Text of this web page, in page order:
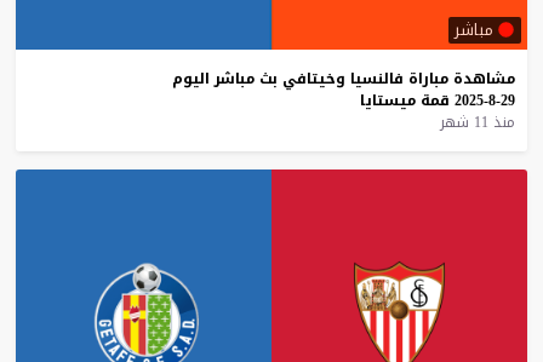
مباشر
مشاهدة مباراة فالنسيا وخيتافي بث مباشر اليوم
29-8-2025
قمة ميستايا
منذ 11 شهر